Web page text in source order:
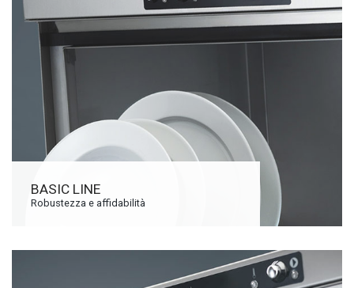
BASIC LINE
Robustezza e affidabilità